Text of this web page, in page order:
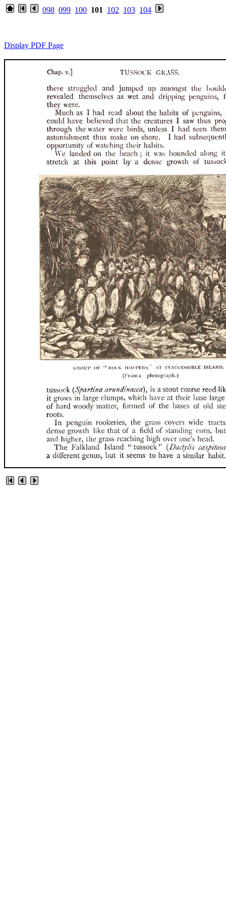
098 099 100 101 102 103 104
Display PDF Page